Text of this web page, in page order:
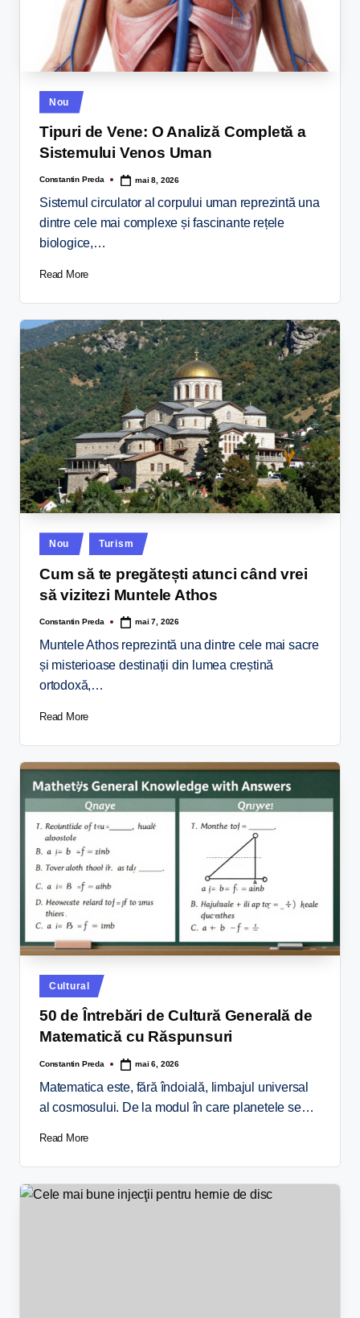
Nou
Tipuri de Vene: O Analiză Completă a
Sistemului Venos Uman
Constantin Preda mai 8, 2026
Sistemul circulator al corpului uman reprezintă una
dintre cele mai complexe și fascinante rețele
biologice,…
Read More
Nou Turism
Cum să te pregătești atunci când vrei
să vizitezi Muntele Athos
Constantin Preda mai 7, 2026
Muntele Athos reprezintă una dintre cele mai sacre
și misterioase destinații din lumea creștină
ortodoxă,…
Read More
Cultural
50 de Întrebări de Cultură Generală de
Matematică cu Răspunsuri
Constantin Preda mai 6, 2026
Matematica este, fără îndoială, limbajul universal
al cosmosului. De la modul în care planetele se…
Read More